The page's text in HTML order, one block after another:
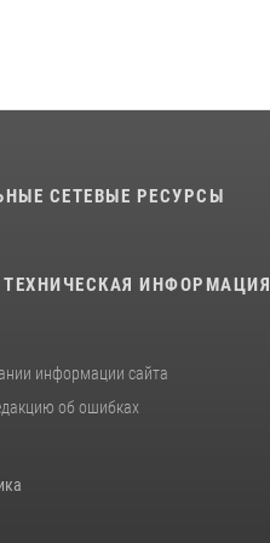
СЕТЕВЫЕ РЕСУРСЫ
ТЕХНИЧЕСКАЯ ИНФОРМАЦИЯ
информации сайта
об ошибках